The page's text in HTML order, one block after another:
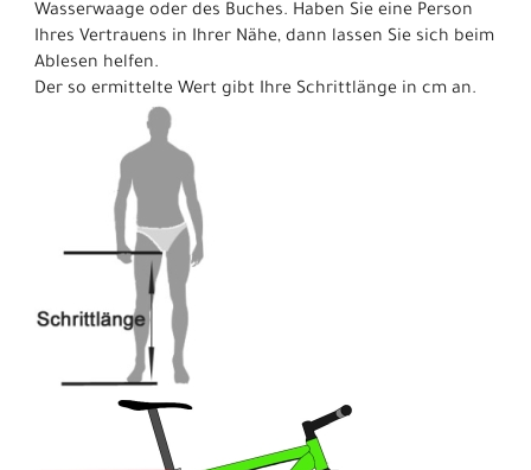
Wasserwaage oder des Buches. Haben Sie eine Person
Ihres Vertrauens in Ihrer Nähe, dann lassen Sie sich beim
Ablesen helfen.
Der so ermittelte Wert gibt Ihre Schrittlänge in cm an.